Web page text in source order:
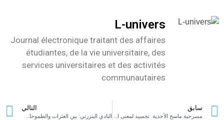
L-univers
Journal électronique traitant des affaires
étudiantes, de la vie universitaire, des
services universitaires et des activités
communautaires
سابق
مسرحية ماسح الأحذية تجسيد لمعنى الإبداع والصبر والإرادة
التالي
النادي البنزرتي: بين العثرات والطموحات￼